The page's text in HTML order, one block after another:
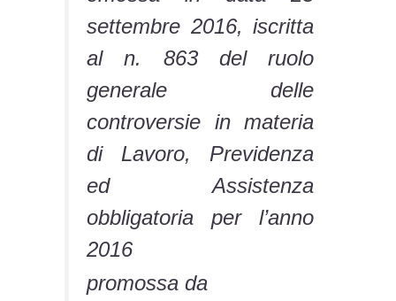
settembre 2016, iscritta
al n. 863 del ruolo
generale delle
controversie in materia
di Lavoro, Previdenza
ed Assistenza
obbligatoria per l’anno
2016
promossa da